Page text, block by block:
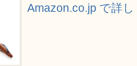
Amazon.co.jp で詳